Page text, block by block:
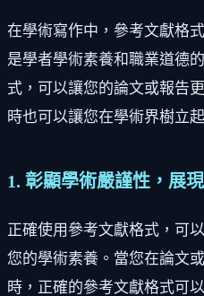
在學術寫作中，參考文獻格
是學者學術素養和職業道德
式，可以讓您的論文或報告
時也可以讓您在學術界樹立
1. 彰顯學術嚴謹性，展
正確使用參考文獻格式，可
您的學術素養。當您在論文
時，正確的參考文獻格式可